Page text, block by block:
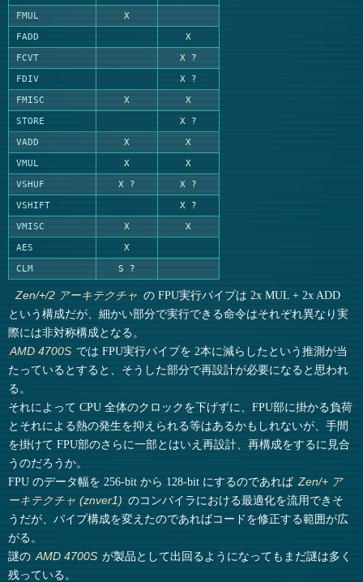
FMUL
X
FADD
X
FCVT
X ?
FDIV
X ?
FMISC
X
X
STORE
X ?
VADD
X
X
VMUL
X
X
VSHUF
X ?
X ?
VSHIFT
X ?
VMISC
X
X
AES
X
CLM
S ?
Zen/+/2 アーキテクチャ の FPU実行パイプは 2x MUL + 2x ADD
という構成だが、細かい部分で実行できる命令はそれぞれ異なり実
際には非対称構成となる。
AMD 4700S では FPU実行パイプを 2本に減らしたという推測が当
たっているとすると、そうした部分で再設計が必要になると思われ
る。
それによって CPU 全体のクロックを下げずに、FPU部に掛かる負荷
とそれによる熱の発生を抑えられる等はあるかもしれないが、手間
を掛けて FPU部のさらに一部とはいえ再設計、再構成をするに見合
うのだろうか。
FPU のデータ幅を 256-bit から 128-bit にするのであれば Zen/+ ア
ーキテクチャ (znver1) のコンパイラにおける最適化を流用できそ
うだが、パイプ構成を変えたのであればコードを修正する範囲が広
がる。
謎の AMD 4700S が製品として出回るようになってもまだ謎は多く
残っている。